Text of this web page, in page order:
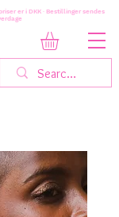
er i DKK · Bestillinger sendes